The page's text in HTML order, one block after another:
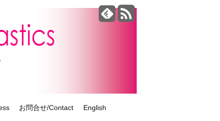
お問合せ/Contact English